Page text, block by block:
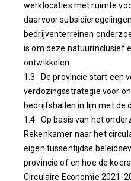
werklocaties met ruimte
daarvoor
bedrijventerreinen
is om deze natuurinclusief
ontwikkelen.
1.3 De provincie start een
verdozingsstrategie voor
bedrijfshallen in lijn met de
1.4 Op basis van het
Rekenkamer naar het
eigen tussentijdse
provincie of en hoe de
Circulaire Economie 2021-